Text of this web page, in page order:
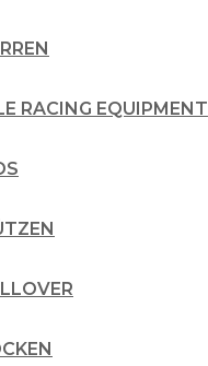
RACING EQUIPMENT